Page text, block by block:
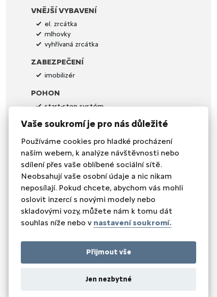
VNĚJŠÍ VYBAVENÍ
el. zrcátka
mlhovky
vyhřívaná zrcátka
ZABEZPEČENÍ
imobilizér
POHON
start-stop systém
výškově nastavitelné sedadlo řidiče
NEZAŘAZENO
LED denní svícení
Apple CarPlay
přední pohon
Vaše soukromí je pro nás důležité
Používáme cookies pro hladké procházení
naším webem, k analýze návštěvnosti nebo
sdílení přes vaše oblíbené sociální sítě.
Neobsahují vaše osobní údaje a nic nikam
neposílají. Pokud chcete, abychom vás mohli
oslovit inzercí s novými modely nebo
skladovými vozy, můžete nám k tomu dát
souhlas níže nebo v nastavení soukromí.
Přijmout vše
Jen nezbytné